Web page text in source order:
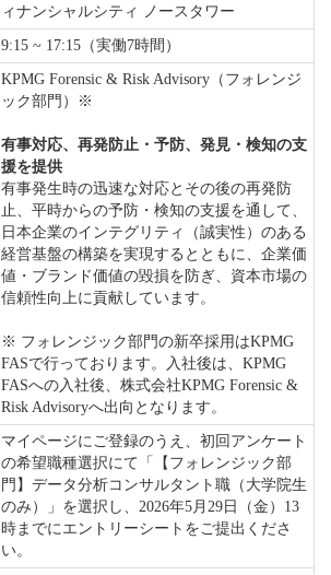
ィナンシャルシティ ノースタワー
9:15 ~ 17:15（実働7時間）
KPMG Forensic & Risk Advisory（フォレンジ
ック部門）※
有事対応、再発防止・予防、発見・検知の支
援を提供
有事発生時の迅速な対応とその後の再発防
止、平時からの予防・検知の支援を通して、
日本企業のインテグリティ（誠実性）のある
経営基盤の構築を実現するとともに、企業価
値・ブランド価値の毀損を防ぎ、資本市場の
信頼性向上に貢献しています。
※ フォレンジック部門の新卒採用はKPMG
FASで行っております。入社後は、KPMG
FASへの入社後、株式会社KPMG Forensic &
Risk Advisoryへ出向となります。
マイページにご登録のうえ、初回アンケート
の希望職種選択にて「【フォレンジック部
門】データ分析コンサルタント職（大学院生
のみ）」を選択し、2026年5月29日（金）13
時までにエントリーシートをご提出くださ
い。